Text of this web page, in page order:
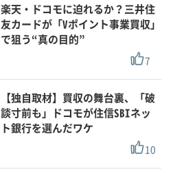
楽天・ドコモに迫れるか？三井住
友カードが「Vポイント事業買収」
で狙う“真の目的”
7
【独自取材】買収の舞台裏、「破
談寸前も」ドコモが住信SBIネッ
ト銀行を選んだワケ
10